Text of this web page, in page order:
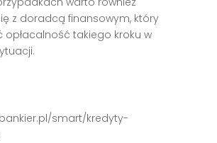
z doradcą finansowym, który
takiego kroku w
smart/kredyty-